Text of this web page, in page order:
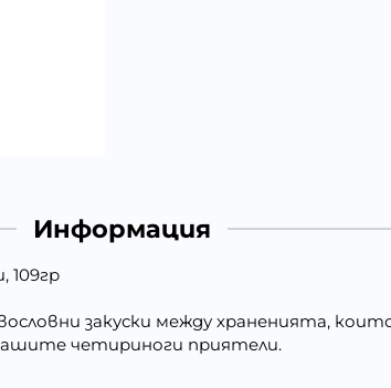
Информация
109гр
закуски между храненията,
четириноги приятели.